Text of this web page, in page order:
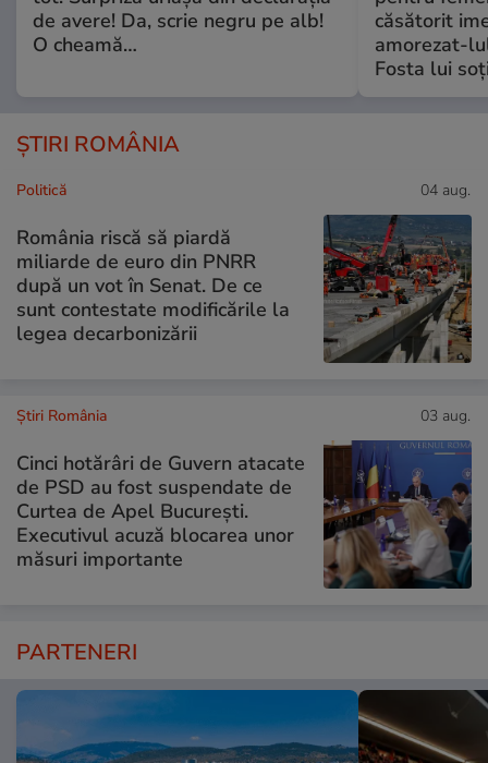
de avere! Da, scrie negru pe alb!
O cheamă…
căsătorit
amorezat-
Fosta lui
ȘTIRI ROMÂNIA
Politică 04 aug.
România riscă să piardă
miliarde de euro din PNRR
după un vot în Senat. De ce
sunt contestate modificările la
legea decarbonizării
Știri România 03 aug.
Cinci hotărâri de Guvern atacate
de PSD au fost suspendate de
Curtea de Apel București.
Executivul acuză blocarea unor
măsuri importante
PARTENERI